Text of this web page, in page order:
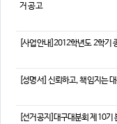
거 공고
[사업안내]2012학년도 2학기
[성명서] 신뢰하고, 책임지는
[선거공지]대구대분회 제10기